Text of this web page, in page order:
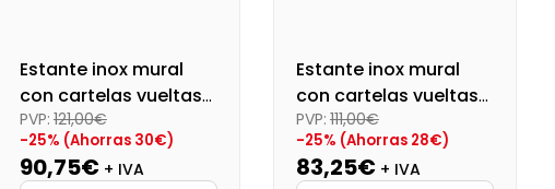
Estante inox mural
con cartelas vueltas
140x40 cm
PVP: 121,00€
-25% (Ahorras 30€)
90,75€ + IVA
Estante inox mural
con cartelas vueltas
100x40 cm
PVP: 111,00€
-25% (Ahorras 28€)
83,25€ + IVA